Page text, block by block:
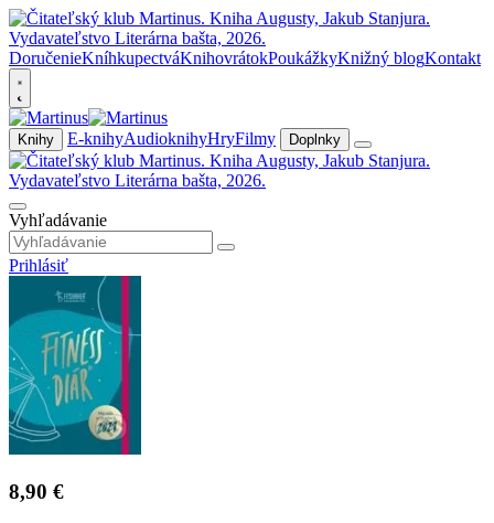
DoručenieKníhkupectváKnihovrátokPoukážkyKnižný blogKontakt
Knihy E-knihyAudioknihyHryFilmy Doplnky
Vyhľadávanie
Prihlásiť
8,90 €